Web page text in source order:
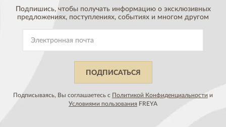
Подпишись, чтобы получать информацию о эксклюзивных
предложениях, поступлениях, событиях и многом другом
ПОДПИСАТЬСЯ
Подписываясь, Вы соглашаетесь с Политикой Конфиденциальности и
Условиями пользования FREYA